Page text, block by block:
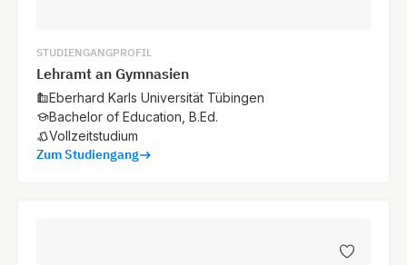
STUDIENGANGPROFIL
Lehramt an Gymnasien
Eberhard Karls Universität Tübingen
Bachelor of Education, B.Ed.
Vollzeitstudium
Zum Studiengang